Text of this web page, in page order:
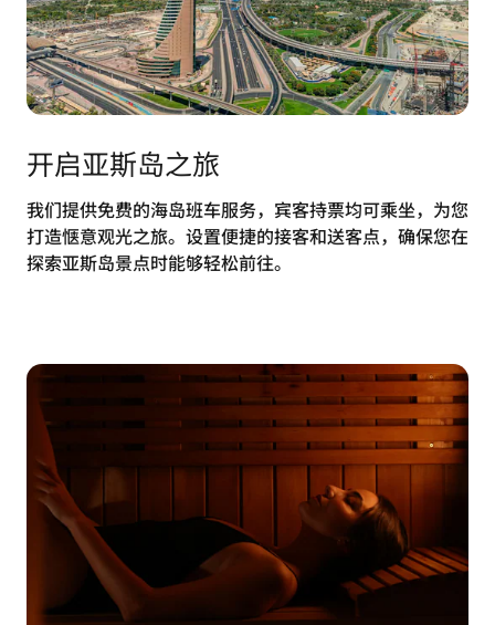
开启亚斯岛之旅
我们提供免费的海岛班车服务，宾客持票均可乘坐，为您
打造惬意观光之旅。设置便捷的接客和送客点，确保您在
探索亚斯岛景点时能够轻松前往。